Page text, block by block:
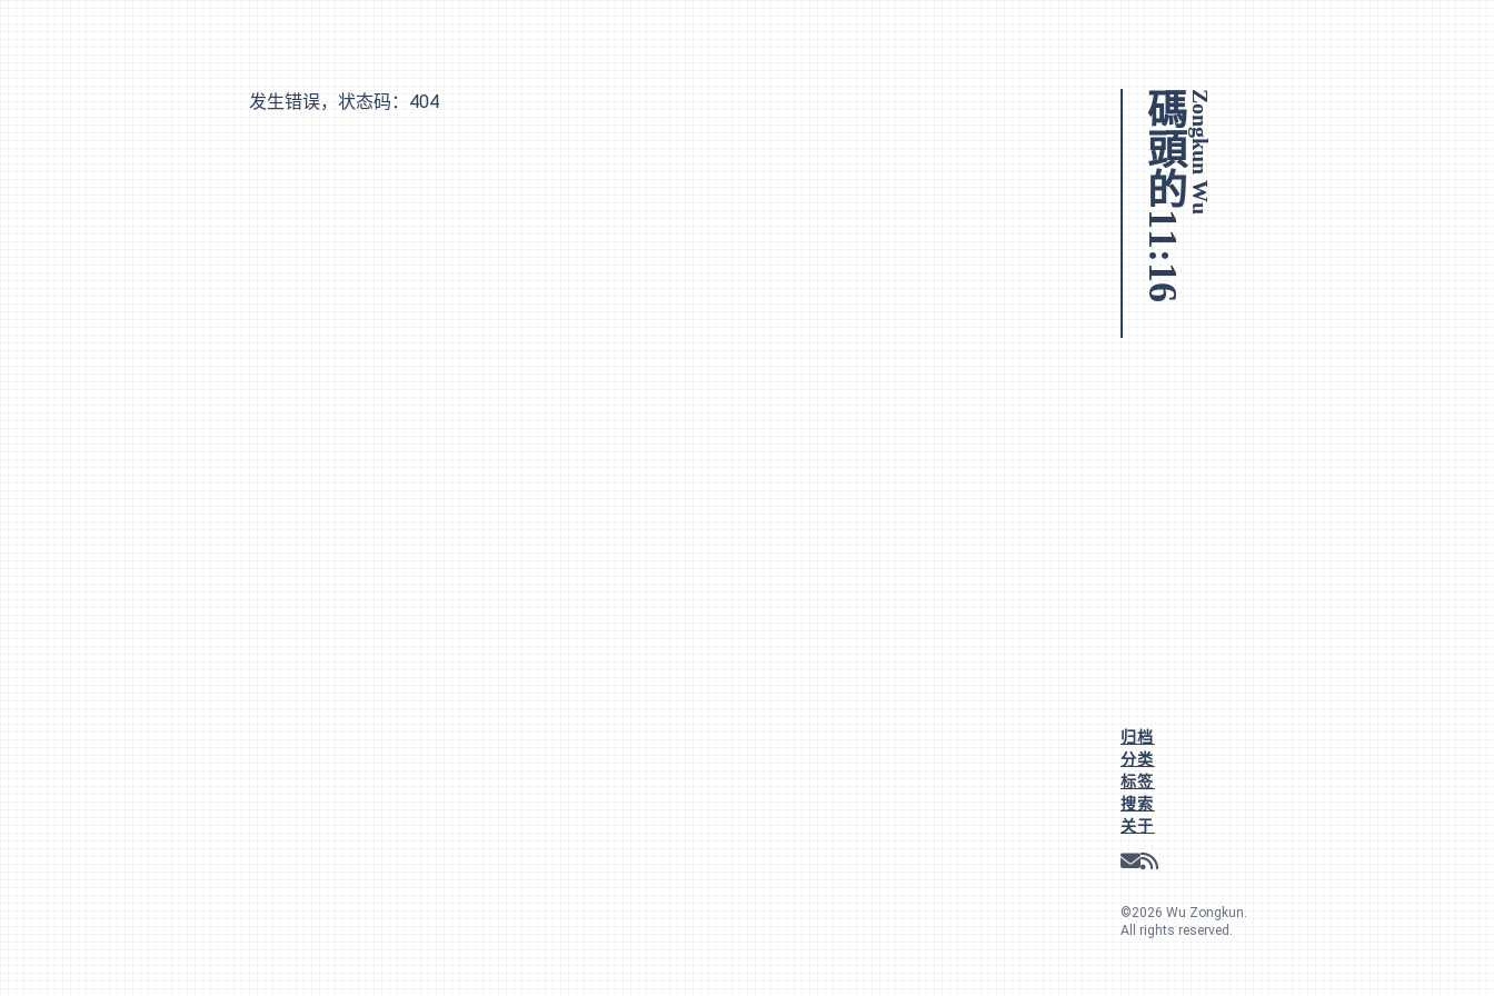
发生错误，状态码： 404 碼頭的11:16Zongkun Wu
归档
分类
标签
搜索
关于
©2026 Wu Zongkun
All rights reserved.